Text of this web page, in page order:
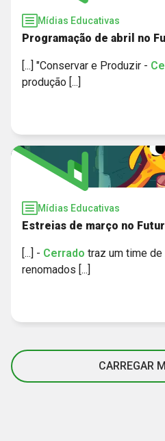
Mídias Educativas
Programação de abril no
[...] "Conservar e Produzir -
produção [...]
Mídias Educativas
Estreias de março no
[...] - Cerrado traz um time
renomados [...]
CARREGAR